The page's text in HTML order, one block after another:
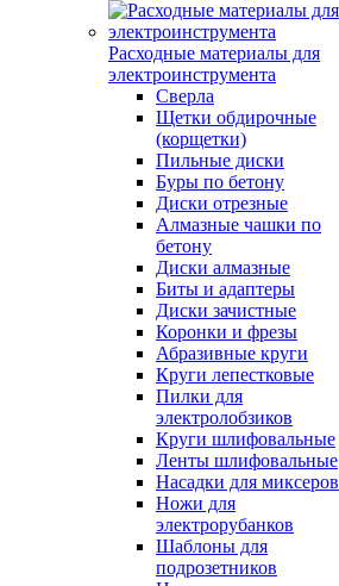
Расходные материалы для
электроинструмента
Сверла
Щетки обдирочные
(корщетки)
Пильные диски
Буры по бетону
Диски отрезные
Алмазные чашки по
бетону
Диски алмазные
Биты и адаптеры
Диски зачистные
Коронки и фрезы
Абразивные круги
Круги лепестковые
Пилки для
электролобзиков
Круги шлифовальные
Ленты шлифовальные
Насадки для миксеров
Ножи для
электрорубанков
Шаблоны для
подрозетников